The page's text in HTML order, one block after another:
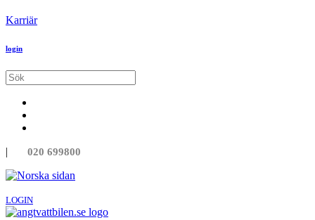
Karriär
login
| 020 699800
LOGIN